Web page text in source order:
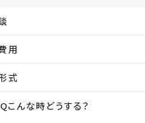
⽤
式
こんな時どうする？